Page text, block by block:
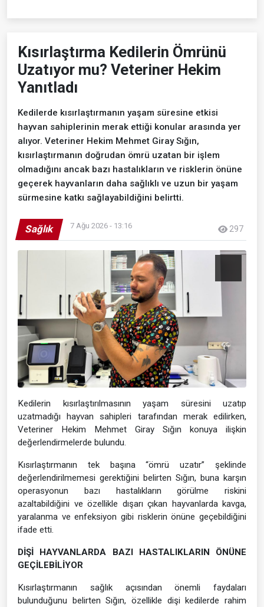
Kısırlaştırma Kedilerin Ömrünü
Uzatıyor mu? Veteriner Hekim
Yanıtladı
Kedilerde kısırlaştırmanın yaşam süresine etkisi
hayvan sahiplerinin merak ettiği konular arasında yer
alıyor. Veteriner Hekim Mehmet Giray Sığın,
kısırlaştırmanın doğrudan ömrü uzatan bir işlem
olmadığını ancak bazı hastalıkların ve risklerin önüne
geçerek hayvanların daha sağlıklı ve uzun bir yaşam
sürmesine katkı sağlayabildiğini belirtti.
Sağlık 7 Ağu 2026 - 13:16 297
Kedilerin kısırlaştırılmasının yaşam süresini uzatıp
uzatmadığı hayvan sahipleri tarafından merak edilirken,
Veteriner Hekim Mehmet Giray Sığın konuya ilişkin
değerlendirmelerde bulundu.
Kısırlaştırmanın tek başına “ömrü uzatır” şeklinde
değerlendirilmemesi gerektiğini belirten Sığın, buna karşın
operasyonun bazı hastalıkların görülme riskini
azaltabildiğini ve özellikle dışarı çıkan hayvanlarda kavga,
yaralanma ve enfeksiyon gibi risklerin önüne geçebildiğini
ifade etti.
DİŞİ HAYVANLARDA BAZI HASTALIKLARIN ÖNÜNE
GEÇİLEBİLİYOR
Kısırlaştırmanın sağlık açısından önemli faydaları
bulunduğunu belirten Sığın, özellikle dişi kedilerde rahim